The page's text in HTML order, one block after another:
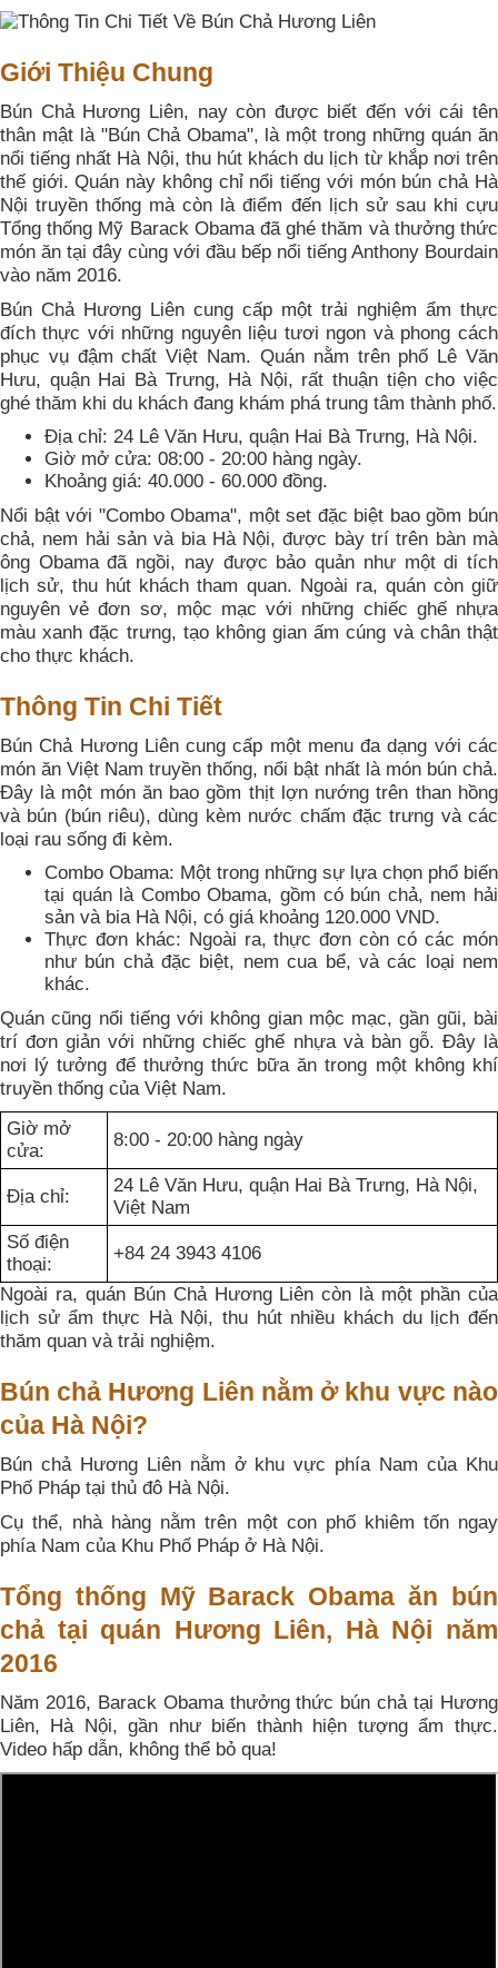
Giới Thiệu Chung
Bún Chả Hương Liên, nay còn được biết đến với cái tên
thân mật là "Bún Chả Obama", là một trong những quán ăn
nổi tiếng nhất Hà Nội, thu hút khách du lịch từ khắp nơi trên
thế giới. Quán này không chỉ nổi tiếng với món bún chả Hà
Nội truyền thống mà còn là điểm đến lịch sử sau khi cựu
Tổng thống Mỹ Barack Obama đã ghé thăm và thưởng thức
món ăn tại đây cùng với đầu bếp nổi tiếng Anthony Bourdain
vào năm 2016.
Bún Chả Hương Liên cung cấp một trải nghiệm ẩm thực
đích thực với những nguyên liệu tươi ngon và phong cách
phục vụ đậm chất Việt Nam. Quán nằm trên phố Lê Văn
Hưu, quận Hai Bà Trưng, Hà Nội, rất thuận tiện cho việc
ghé thăm khi du khách đang khám phá trung tâm thành phố.
Địa chỉ: 24 Lê Văn Hưu, quận Hai Bà Trưng, Hà Nội.
Giờ mở cửa: 08:00 - 20:00 hàng ngày.
Khoảng giá: 40.000 - 60.000 đồng.
Nổi bật với "Combo Obama", một set đặc biệt bao gồm bún
chả, nem hải sản và bia Hà Nội, được bày trí trên bàn mà
ông Obama đã ngồi, nay được bảo quản như một di tích
lịch sử, thu hút khách tham quan. Ngoài ra, quán còn giữ
nguyên vẻ đơn sơ, mộc mạc với những chiếc ghế nhựa
màu xanh đặc trưng, tạo không gian ấm cúng và chân thật
cho thực khách.
Thông Tin Chi Tiết
Bún Chả Hương Liên cung cấp một menu đa dạng với các
món ăn Việt Nam truyền thống, nổi bật nhất là món bún chả.
Đây là một món ăn bao gồm thịt lợn nướng trên than hồng
và bún (bún riêu), dùng kèm nước chấm đặc trưng và các
loại rau sống đi kèm.
Combo Obama: Một trong những sự lựa chọn phổ biến
tại quán là Combo Obama, gồm có bún chả, nem hải
sản và bia Hà Nội, có giá khoảng 120.000 VND.
Thực đơn khác: Ngoài ra, thực đơn còn có các món
như bún chả đặc biệt, nem cua bể, và các loại nem
khác.
Quán cũng nổi tiếng với không gian mộc mạc, gần gũi, bài
trí đơn giản với những chiếc ghế nhựa và bàn gỗ. Đây là
nơi lý tưởng để thưởng thức bữa ăn trong một không khí
truyền thống của Việt Nam.
Giờ mở
cửa:
8:00 - 20:00 hàng ngày
Địa chỉ:
24 Lê Văn Hưu, quận Hai Bà Trưng, Hà Nội,
Việt Nam
Số điện
thoại:
+84 24 3943 4106
Ngoài ra, quán Bún Chả Hương Liên còn là một phần của
lịch sử ẩm thực Hà Nội, thu hút nhiều khách du lịch đến
thăm quan và trải nghiệm.
Bún chả Hương Liên nằm ở khu vực nào
của Hà Nội?
Bún chả Hương Liên nằm ở khu vực phía Nam của Khu
Phố Pháp tại thủ đô Hà Nội.
Cụ thể, nhà hàng nằm trên một con phố khiêm tốn ngay
phía Nam của Khu Phố Pháp ở Hà Nội.
Tổng thống Mỹ Barack Obama ăn bún
chả tại quán Hương Liên, Hà Nội năm
2016
Năm 2016, Barack Obama thưởng thức bún chả tại Hương
Liên, Hà Nội, gần như biến thành hiện tượng ẩm thực.
Video hấp dẫn, không thể bỏ qua!